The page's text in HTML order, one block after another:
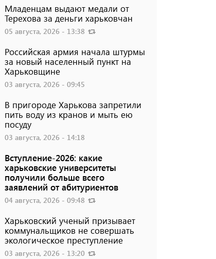
Младенцам выдают медали от
Терехова за деньги харьковчан
05 августа, 2026 - 13:38
Российская армия начала штурмы
за новый населенный пункт на
Харьковщине
03 августа, 2026 - 09:45
В пригороде Харькова запретили
пить воду из кранов и мыть ею
посуду
03 августа, 2026 - 14:18
Вступление-2026: какие
харьковские университеты
получили больше всего
заявлений от абитуриентов
04 августа, 2026 - 09:48
Харьковский ученый призывает
коммунальщиков не совершать
экологическое преступление
03 августа, 2026 - 13:20